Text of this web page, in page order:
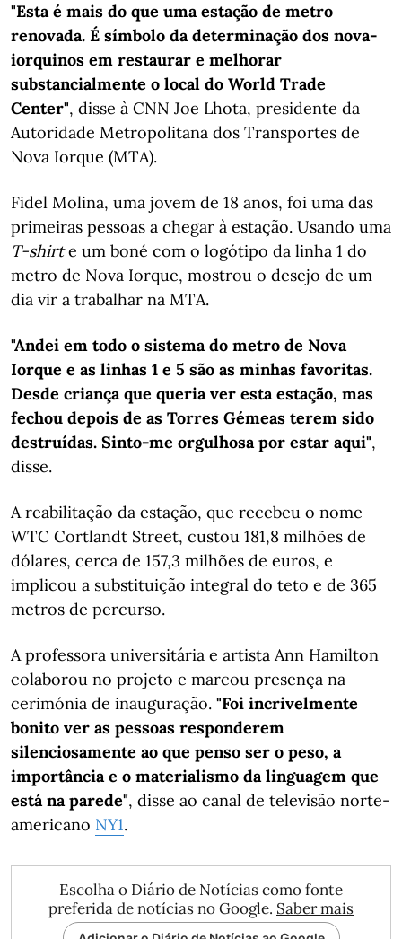
"Esta é mais do que uma estação de metro
renovada. É símbolo da determinação dos nova-
iorquinos em restaurar e melhorar
substancialmente o local do World Trade
Center", disse à CNN Joe Lhota, presidente da
Autoridade Metropolitana dos Transportes de
Nova Iorque (MTA).
Fidel Molina, uma jovem de 18 anos, foi uma das
primeiras pessoas a chegar à estação. Usando uma
T-shirte um boné com o logótipo da linha 1 do
metro de Nova Iorque, mostrou o desejo de um
dia vir a trabalhar na MTA.
"Andei em todo o sistema do metro de Nova
Iorque e as linhas 1 e 5 são as minhas favoritas.
Desde criança que queria ver esta estação, mas
fechou depois de as Torres Gémeas terem sido
destruídas. Sinto-me orgulhosa por estar aqui",
disse.
A reabilitação da estação, que recebeu o nome
WTC Cortlandt Street, custou 181,8 milhões de
dólares, cerca de 157,3 milhões de euros, e
implicou a substituição integral do teto e de 365
metros de percurso.
A professora universitária e artista Ann Hamilton
colaborou no projeto e marcou presença na
cerimónia de inauguração. "Foi incrivelmente
bonito ver as pessoas responderem
silenciosamente ao que penso ser o peso, a
importância e o materialismo da linguagem que
está na parede", disse ao canal de televisão norte-
americano NY1.
Escolha o Diário de Notícias como fonte
preferida de notícias no Google. Saber mais